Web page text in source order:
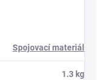
Spojovací materiál
1.3 kg